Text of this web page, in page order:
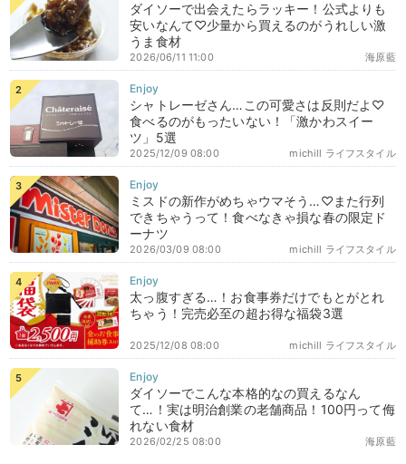
ダイソーで出会えたらラッキー！公式よりも
安いなんて♡少量から買えるのがうれしい激
うま食材
海原藍
2026/06/11 11:00
シャトレーゼさん…この可愛さは反則だよ♡
食べるのがもったいない！「激かわスイー
ツ」5選
michill ライフスタイル
2025/12/09 08:00
ミスドの新作がめちゃウマそう…♡また行列
できちゃうって！食べなきゃ損な春の限定ド
ーナツ
michill ライフスタイル
2026/03/09 08:00
太っ腹すぎる…！お食事券だけでもとがとれ
ちゃう！完売必至の超お得な福袋3選
michill ライフスタイル
2025/12/08 08:00
ダイソーでこんな本格的なの買えるなん
て…！実は明治創業の老舗商品！100円って侮
れない食材
海原藍
2026/02/25 08:00